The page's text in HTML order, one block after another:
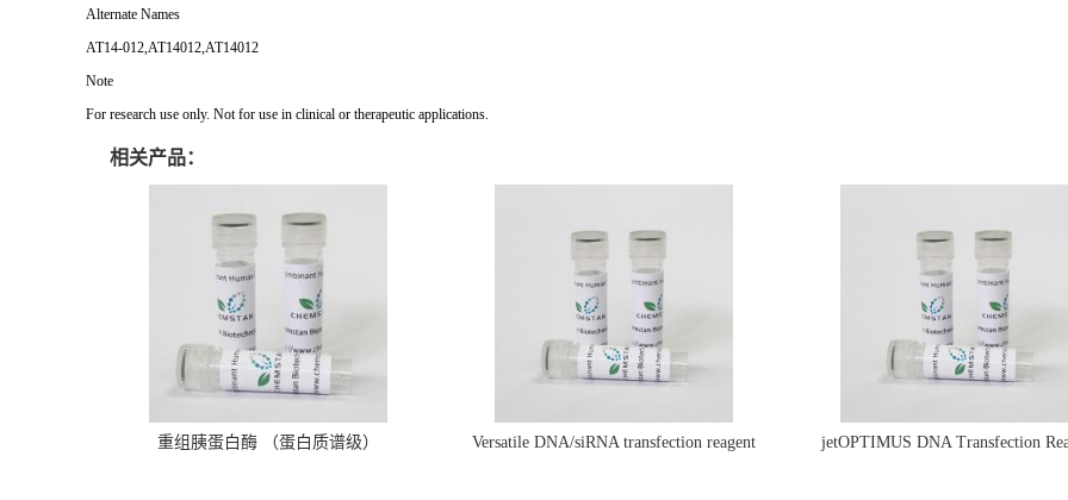
Alternate Names
AT14-012,AT14012,AT14012
Note
For research use only. Not for use in clinical or therapeutic applications.
相关产品：
重组胰蛋白酶 （蛋白质谱级）
Versatile DNA/siRNA transfection reagent
jetOPTIMUS DNA Transfection